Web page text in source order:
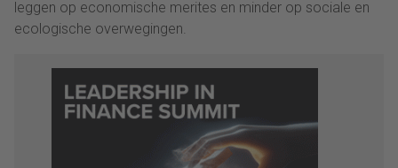
leggen op economische merites en minder op sociale en
ecologische overwegingen.